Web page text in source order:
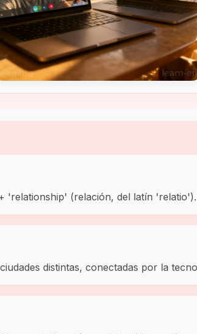
'relationship' (relación, del latín 'relatio').
distintas, conectadas por la